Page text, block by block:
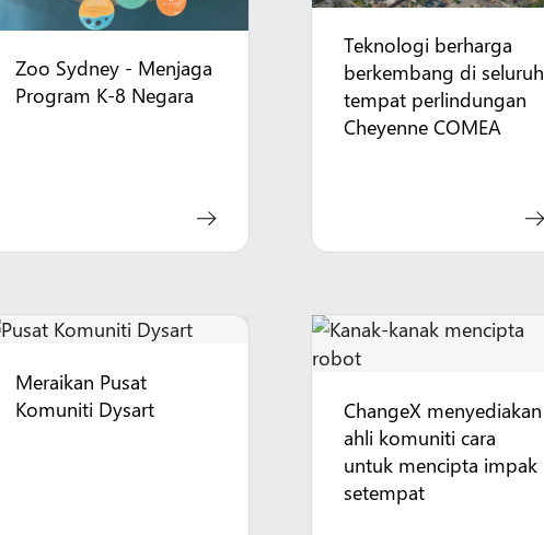
Zoo Sydney - Menjaga
Program K-8 Negara
Teknologi berharga
berkembang di seluruh
tempat perlindungan
Cheyenne COMEA
Meraikan Pusat
Komuniti Dysart
ChangeX menyediakan
ahli komuniti cara
untuk mencipta impak
setempat